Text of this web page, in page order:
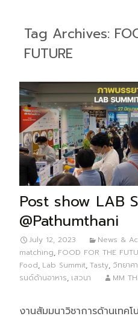
Tag Archives:
FUTURE
Post show LAB
@Pathumthani
July 12, 2023 News &
matching, FOOD FOR THE
Food, Lab Summit, Tasty, วิทยาศ
รนด์ด้านอาหาร, เสวนา MM
งานสัมมนาวิชาการด้านเทค